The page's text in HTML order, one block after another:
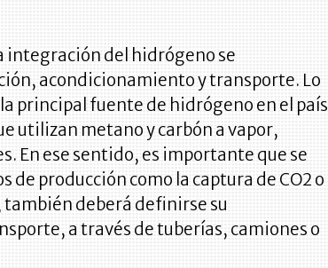
integración del hidrógeno se
acondicionamiento y transporte. Lo
principal fuente de hidrógeno en el país
utilizan metano y carbón a vapor,
En ese sentido, es importante que se
de producción como la captura de CO2 o
también deberá definirse su
a través de tuberías, camiones o